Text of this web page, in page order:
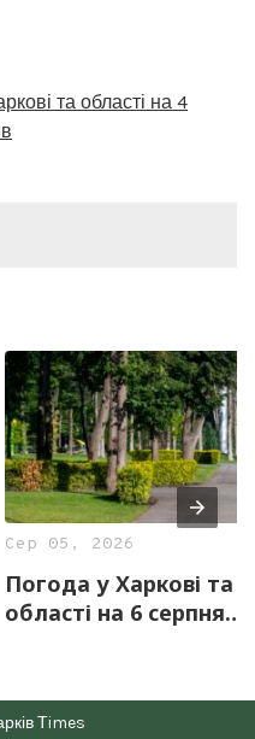
та області на 4
Сер 05, 2026
Погода у Харкові та
області на 6 серпня
Тimes